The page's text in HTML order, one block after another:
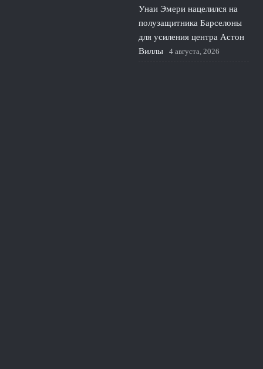
Унаи Эмери нацелился на
полузащитника Барселоны
для усиления центра Астон
Виллы
4 августа, 2026